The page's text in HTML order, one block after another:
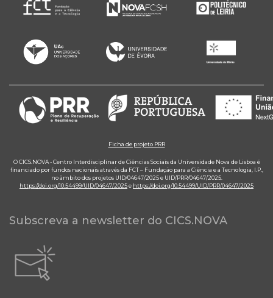
Ficha de projeto PRR
O CICS.NOVA - Centro Interdisciplinar de Ciências Sociais da Universidade Nova de Lisboa é
financiado por fundos nacionais através da FCT – Fundação para a Ciência e a Tecnologia, I.P.,
no âmbito dos projetos UID/04647/2025 e UID/PRR/04647/2025.
https://doi.org/10.54499/UID/04647/2025e https://doi.org/10.54499/UID/PRR/04647/2025
Subscreva a newsletter do CICS.NOVA